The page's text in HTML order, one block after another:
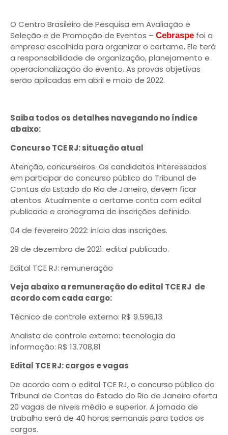
O Centro Brasileiro de Pesquisa em Avaliação e
Seleção e de Promoção de Eventos – Cebraspe foi a
empresa escolhida para organizar o certame. Ele terá
a responsabilidade de organização, planejamento e
operacionalização do evento. As provas objetivas
serão aplicadas em abril e maio de 2022.
Saiba todos os detalhes navegando no índice
abaixo:
Concurso TCE RJ: situação atual
Atenção, concurseiros. Os candidatos interessados
em participar do concurso público do Tribunal de
Contas do Estado do Rio de Janeiro, devem ficar
atentos. Atualmente o certame conta com edital
publicado e cronograma de inscrições definido.
04 de fevereiro 2022: início das inscrições.
29 de dezembro de 2021: edital publicado.
Edital TCE RJ: remuneração
Veja abaixo a remuneração do edital TCE RJ de
acordo com cada cargo:
Técnico de controle externo: R$ 9.596,13
Analista de controle externo: tecnologia da
informação: R$ 13.708,81
Edital TCE RJ: cargos e vagas
De acordo com o edital TCE RJ, o concurso público do
Tribunal de Contas do Estado do Rio de Janeiro oferta
20 vagas de níveis médio e superior. A jornada de
trabalho será de 40 horas semanais para todos os
cargos.